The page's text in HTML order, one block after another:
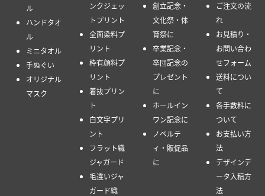
ル
ハンドタオ
ル
ミニタオル
手ぬぐい
オリジナル
マスク
ンクジェッ
トプリント
全面染料プ
リント
枠有顔料プ
リント
着抜プリン
ト
白文字プリ
ント
フラット織
ジャガード
毛違いジャ
ガード織
創立記念・
文化祭・体
育祭に
卒業記念・
卒団記念の
プレゼント
に
ホールイン
ワン記念に
ノベルテ
ィ・販促品
に
ご注文の流
れ
お見積り・
お問い合わ
せフォーム
送料につい
て
各手数料に
ついて
お支払い方
法
デザインデ
ータ入稿方
法